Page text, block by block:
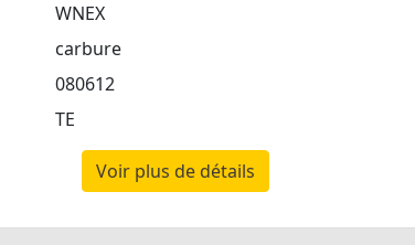
WNEX
carbure
080612
TE
Voir plus de détails